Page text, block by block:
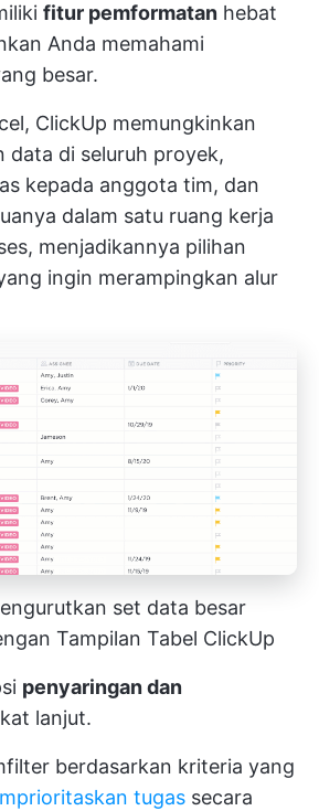
fitur pemformatan hebat
Anda memahami
besar.
ClickUp memungkinkan
data di seluruh proyek,
kepada anggota tim, dan
dalam satu ruang kerja
menjadikannya pilihan
ingin merampingkan alur
set data besar
Tampilan Tabel ClickUp
penyaringan dan
lanjut.
berdasarkan kriteria yang
tugas secara